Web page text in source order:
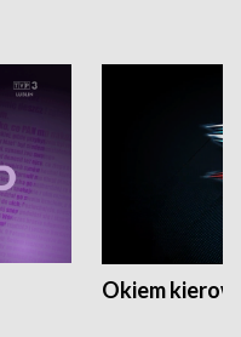
Okiem